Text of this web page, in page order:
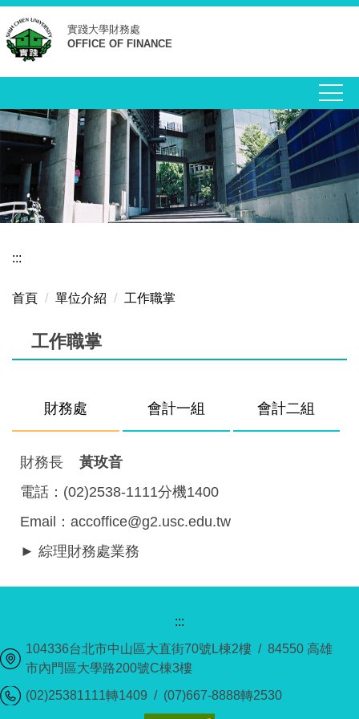
跳
到
主
要
容
區
實踐大學財務處
OFFICE OF FINANCE
:::
首頁 單位介紹 工作職掌
工作職掌
財務處 會計一組 會計二組
財務長 黃玫音
電話：(02)2538-1111分機1400
Email：accoffice@g2.usc.edu.tw
► 綜理財務處業務
:::
104336台北市中山區大直街70號L棟2樓 / 84550 高雄
市內門區大學路200號C棟3樓
(02)25381111轉1409 / (07)667-8888轉2530